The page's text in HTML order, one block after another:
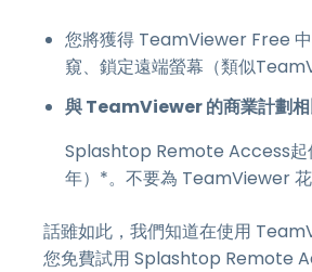
您將獲得 TeamViewer Free
窺、鎖定遠端螢幕（類似
與 TeamViewer 的商業計劃相
Splashtop Remote Access起
年）*。不要為 TeamViewer
話雖如此，我們知道在使用
您免費試用 Splashtop Remote